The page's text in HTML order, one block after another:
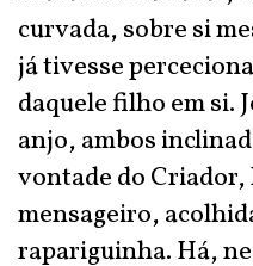
curvada, sobre si
já tivesse
daquele filho em si.
anjo, ambos
vontade do Criador,
mensageiro,
rapariguinha. Há,